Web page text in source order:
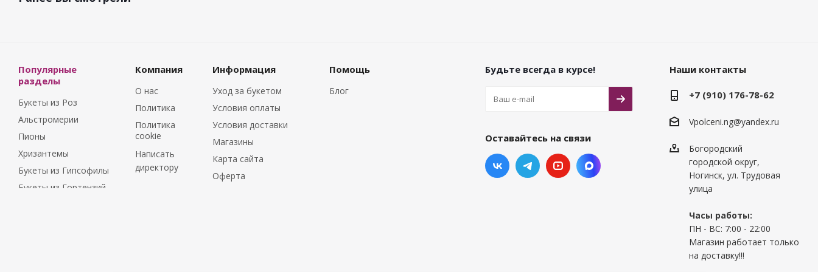
Популярные
разделы
Букеты из Роз
Альстромерии
Пионы
Хризантемы
Букеты из Гипсофилы
Букеты из Гортензий
Компания
О нас
Политика
Политика
cookie
Написать
директору
Информация
Уход за букетом
Условия оплаты
Условия доставки
Магазины
Карта сайта
Оферта
Помощь
Блог
Будьте всегда в курсе!
Оставайтесь на связи
Наши контакты
+7 (910) 176-78-62
Vpolceni.ng@yandex.ru
Богородский
городской округ,
Ногинск, ул. Трудовая
улица
Часы работы:
ПН - ВС: 7:00 - 22:00
Магазин работает только
на доставку!!!